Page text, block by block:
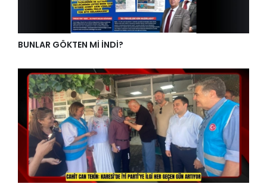
BUNLAR GÖKTEN Mİ İNDİ?